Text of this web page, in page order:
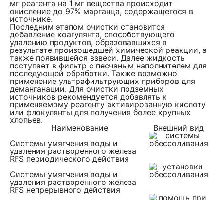
мг реагента на 1 мг вещества происходит
окисление до 97% марганца, содержащегося в
источнике.
Последним этапом очистки становится
добавление коагулянта, способствующего
удалению продуктов, образовавшихся в
результате произошедшей химической реакции, а
также появившейся взвеси. Далее жидкость
поступает в фильтр с песчаным наполнителем для
последующей обработки. Также возможно
применение ультрафильтрующих приборов для
деманганации. Для очистки подземных
источников рекомендуется добавлять к
применяемому реагенту активированную кислоту
или флокулянты для получения более крупных
хлопьев.
Наименование
Внешний вид
Системы умягчения воды и
удаления растворенного железа
RFS периодического действия
Системы умягчения воды и
удаления растворенного железа
RFS непрерывного действия